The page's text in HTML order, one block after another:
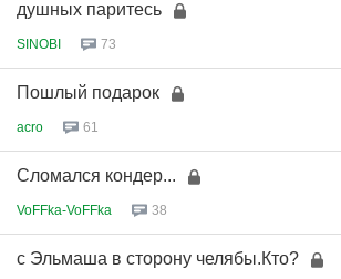
душных паритесь
SINOBI 73
Пошлый подарок
acro 61
Сломался кондер...
VoFFka-VoFFka 38
с Эльмаша в сторону челябы.Кто?